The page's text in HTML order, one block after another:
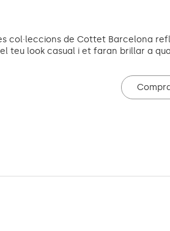
col·leccions de Cottet Barcelona
teu look casual i et faran brillar a